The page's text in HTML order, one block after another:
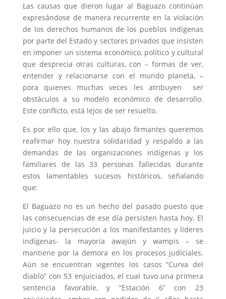
Las causas que dieron lugar al Baguazo continúan
expresándose de manera recurrente en la violación
de los derechos humanos de los pueblos indígenas
por parte del Estado y sectores privados que insisten
en imponer un sistema económico, político y cultural
que desprecia otras culturas, con – formas de ver,
entender y relacionarse con el mundo planeta, –
pora quienes muchas veces les atribuyen ser
obstáculos a su modelo económico de desarrollo.
Este conflicto, está lejos de ser resuelto.
Es por ello que, los y las abajo firmantes queremos
reafirmar hoy nuestra solidaridad y respaldo a las
demandas de las organizaciones indígenas y los
familiares de las 33 personas fallecidas durante
estos lamentables sucesos históricos, señalando
que:
El Baguazo no es un hecho del pasado puesto que
las consecuencias de ese día persisten hasta hoy. El
juicio y la persecución a los manifestantes y líderes
indígenas- la mayoría awajún y wampis – se
mantiene por la demora en los procesos judiciales.
Aún se encuentran vigentes los casos “Curva del
diablo” con 53 enjuiciados, el cual tuvo una primera
sentencia favorable, y “Estación 6” con 23